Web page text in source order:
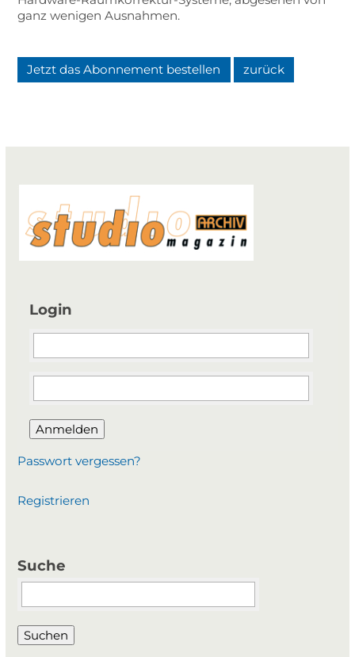
ganz wenigen Ausnahmen.
Jetzt das Abonnement bestellen zurück
Login
Anmelden
Passwort vergessen?
Registrieren
Suche
Suchbegriffe
Suchen